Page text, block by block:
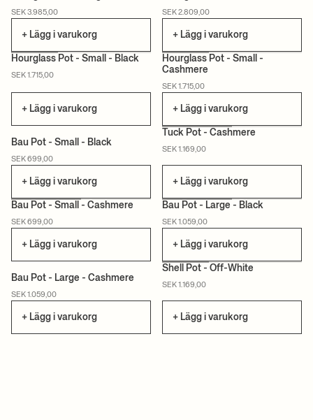
SEK 3.985,00
+ Lägg i varukorg
SEK 2.809,00
+ Lägg i varukorg
Hourglass Pot - Small - Black
SEK 1.715,00
+ Lägg i varukorg
Hourglass Pot - Small -
Cashmere
SEK 1.715,00
+ Lägg i varukorg
Bau Pot - Small - Black
SEK 699,00
+ Lägg i varukorg
Tuck Pot - Cashmere
SEK 1.169,00
+ Lägg i varukorg
Bau Pot - Small - Cashmere
SEK 699,00
+ Lägg i varukorg
Bau Pot - Large - Black
SEK 1.059,00
+ Lägg i varukorg
Bau Pot - Large - Cashmere
SEK 1.059,00
+ Lägg i varukorg
Shell Pot - Off-White
SEK 1.169,00
+ Lägg i varukorg